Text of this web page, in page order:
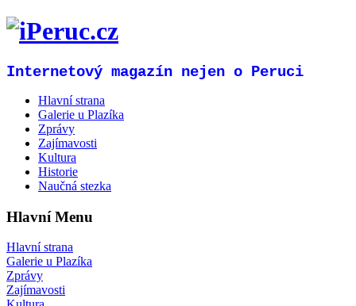
Internetový magazín nejen o Peruci
Hlavní strana
Galerie u Plazíka
Zprávy
Zajímavosti
Kultura
Historie
Naučná stezka
Hlavní Menu
Hlavní strana
Galerie u Plazíka
Zprávy
Zajímavosti